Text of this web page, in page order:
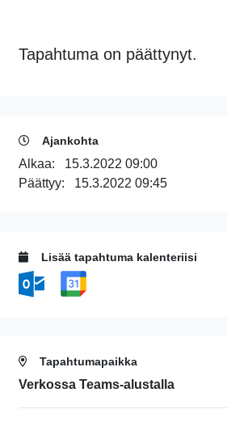
Tapahtuma on päättynyt.
Ajankohta
Alkaa: 15.3.2022 09:00
Päättyy: 15.3.2022 09:45
Lisää tapahtuma kalenteriisi
Tapahtumapaikka
Verkossa Teams-alustalla